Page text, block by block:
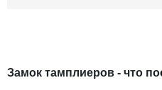
Замок тамплиеров - что